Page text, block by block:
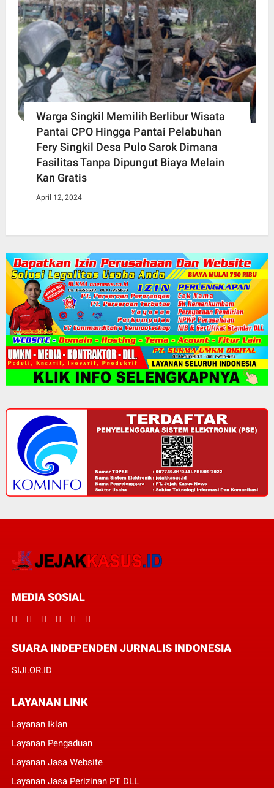
Warga Singkil Memilih Berlibur Wisata
Pantai CPO Hingga Pantai Pelabuhan
Fery Singkil Desa Pulo Sarok Dimana
Fasilitas Tanpa Dipungut Biaya Melain
Kan Gratis
April 12, 2024
MEDIA SOSIAL
SUARA INDEPENDEN JURNALIS INDONESIA
SIJI.OR.ID
LAYANAN LINK
Layanan Iklan
Layanan Pengaduan
Layanan Jasa Website
Layanan Jasa Perizinan PT DLL